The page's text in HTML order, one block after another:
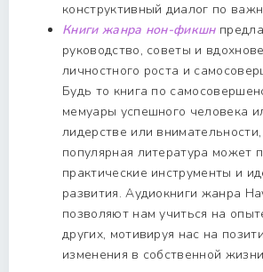
конструктивный диалог по
Книги жанра нон-фикшн
руководство, советы и
личностного роста и
Будь то книга по
мемуары успешного человека
лидерстве или
популярная литература может
практические инструменты и
развития. Аудиокниги жанра
позволяют нам учиться на
других, мотивируя нас на
изменения в собственной